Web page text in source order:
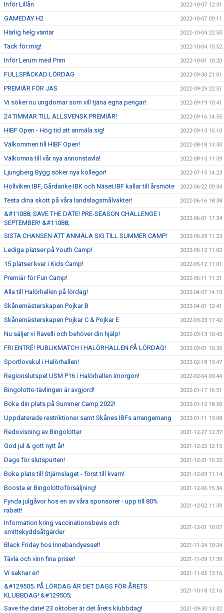
Inför Lillån 2022-10-07 12:31
GAMEDAY H2 2022-10-07 09:11
Härlig helg väntar 2022-10-04 22:50
Tack för mig! 2022-10-04 15:52
Inför Lerum med Prim 2022-10-01 10:20
FULLSPÄCKAD LÖRDAG 2022-09-30 21:01
PREMIÄR FÖR JAS 2022-09-29 22:51
Vi söker nu ungdomar som vill tjäna egna pengar! 2022-09-19 10:41
24 TIMMAR TILL ALLSVENSK PREMIÄR! 2022-09-16 14:55
HIBF Open - Hög tid att anmäla sig! 2022-09-13 15:10
Välkommen till HIBF Open! 2022-08-18 13:30
Välkomna till vår nya annonstavla! 2022-08-15 11:39
Ljungberg Bygg söker nya kollegor! 2022-07-15 14:23
Höllviken IBF, Gårdarike IBK och Näset IBF kallar till årsmöte 2022-06-22 09:34
Testa dina skott på våra landslagsmålvakter! 2022-06-16 18:38
&#11088; SAVE THE DATE! PRE-SEASON CHALLENGE I
SEPTEMBER! &#11088;
2022-06-01 17:34
SISTA CHANSEN ATT ANMÄLA SIG TILL SUMMER CAMP! 2022-05-29 11:23
Lediga platser på Youth Camp! 2022-05-12 11:02
15 platser kvar i Kids Camp! 2022-05-12 11:01
Premiär för Fun Camp! 2022-05-11 11:21
Alla till Halörhallen på lördag! 2022-04-07 14:10
Skånemästerskapen Pojkar B 2022-04-01 12:41
Skånemästerskapen Pojkar C & Pojkar E 2022-03-23 17:42
Nu säljer vi Ravelli och behöver din hjälp! 2022-03-13 10:45
FRI ENTRÉ! PUBLIKMATCH I HALÖRHALLEN PÅ LÖRDAG! 2022-03-01 10:35
Sportlovskul i Halörhallen! 2022-02-18 13:47
Regionslutspel USM P16 i Halörhallen imorgon! 2022-02-04 09:44
Bingolotto-tävlingen är avgjord! 2022-01-17 16:51
Boka din plats på Summer Camp 2022! 2022-01-12 18:50
Uppdaterade restriktioner samt Skånes IBFs arrangemang 2022-01-11 13:08
Redovisning av Bingolotter 2021-12-27 12:37
God jul & gott nytt år! 2021-12-22 12:15
Dags för slutspurten! 2021-12-21 15:22
Boka plats till Stjärnslaget - först till kvarn! 2021-12-09 11:14
Boosta er Bingolottoförsäljning! 2021-12-06 15:34
Fynda julgåvor hos en av våra sponsorer - upp till 80%
rabatt!
2021-12-02 11:39
Information kring vaccinationsbevis och
smittskyddsåtgärder
2021-12-01 10:07
Black Friday hos Innebandyesset! 2021-11-24 10:24
Tävla och vinn fina priser! 2021-11-09 17:39
Vi saknar er! 2021-11-05 13:16
&#129505; PÅ LÖRDAG ÄR DET DAGS FÖR ÅRETS
KLUBBDAG! &#129505;
2021-10-18 12:16
Save the date! 23 oktober är det årets klubbdag! 2021-09-30 13:32